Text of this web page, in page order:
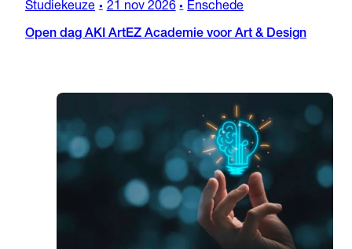
Studiekeuze • 21 nov 2026 • Enschede
Open dag AKI ArtEZ Academie voor Art & Design